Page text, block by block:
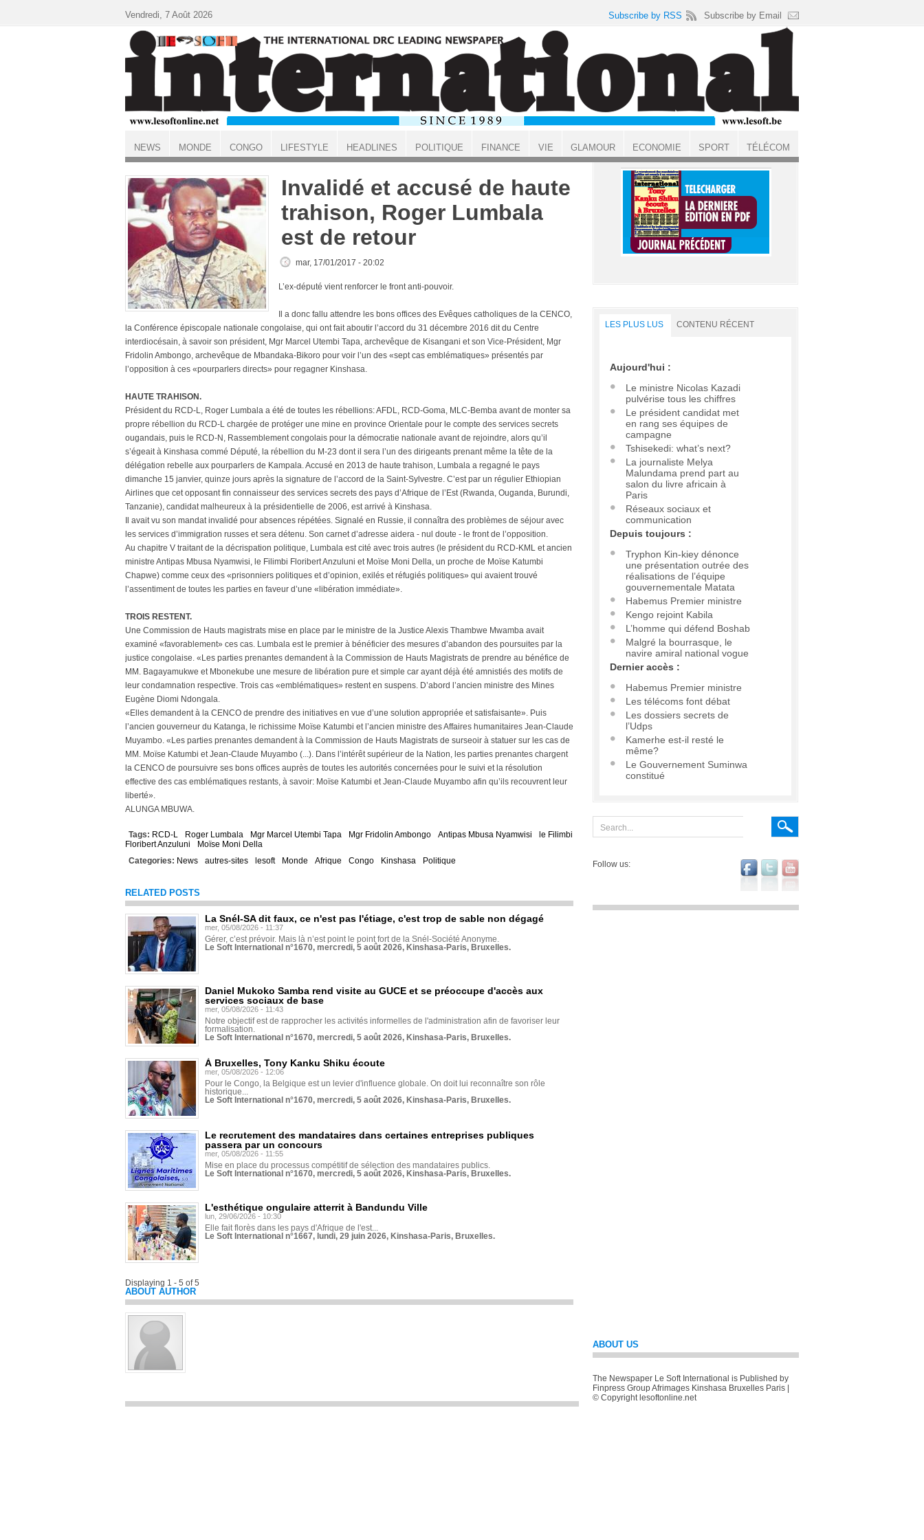
ACCUEIL
Invalidé et accusé de haute
trahison, Roger Lumbala
est de retour
mar, 17/01/2017 - 20:02
L’ex-député vient renforcer le front anti-pouvoir.
Il a donc fallu attendre les bons offices des Evêques catholiques de la CENCO,
la Conférence épiscopale nationale congolaise, qui ont fait aboutir l’accord du 31 décembre 2016 dit du Centre
interdiocésain, à savoir son président, Mgr Marcel Utembi Tapa, archevêque de Kisangani et son Vice-Président, Mgr
Fridolin Ambongo, archevêque de Mbandaka-Bikoro pour voir l’un des «sept cas emblématiques» présentés par
l’opposition à ces «pourparlers directs» pour regagner Kinshasa.
HAUTE TRAHISON.
Président du RCD-L, Roger Lumbala a été de toutes les rébellions: AFDL, RCD-Goma, MLC-Bemba avant de monter sa
propre rébellion du RCD-L chargée de protéger une mine en province Orientale pour le compte des services secrets
ougandais, puis le RCD-N, Rassemblement congolais pour la démocratie nationale avant de rejoindre, alors qu’il
s’égeait à Kinshasa commé Député, la rébellion du M-23 dont il sera l’un des dirigeants prenant même la tête de la
délégation rebelle aux pourparlers de Kampala. Accusé en 2013 de haute trahison, Lumbala a regagné le pays
dimanche 15 janvier, quinze jours après la signature de l’accord de la Saint-Sylvestre. C’est par un régulier Ethiopian
Airlines que cet opposant fin connaisseur des services secrets des pays d’Afrique de l’Est (Rwanda, Ouganda, Burundi,
Tanzanie), candidat malheureux à la présidentielle de 2006, est arrivé à Kinshasa.
Il avait vu son mandat invalidé pour absences répétées. Signalé en Russie, il connaîtra des problèmes de séjour avec
les services d’immigration russes et sera détenu. Son carnet d’adresse aidera - nul doute - le front de l’opposition.
Au chapitre V traitant de la décrispation politique, Lumbala est cité avec trois autres (le président du RCD-KML et ancien
ministre Antipas Mbusa Nyamwisi, le Filimbi Floribert Anzuluni et Moïse Moni Della, un proche de Moïse Katumbi
Chapwe) comme ceux des «prisonniers politiques et d’opinion, exilés et réfugiés politiques» qui avaient trouvé
l’assentiment de toutes les parties en faveur d’une «libération immédiate».
TROIS RESTENT.
Une Commission de Hauts magistrats mise en place par le ministre de la Justice Alexis Thambwe Mwamba avait
examiné «favorablement» ces cas. Lumbala est le premier à bénéficier des mesures d’abandon des poursuites par la
justice congolaise. «Les parties prenantes demandent à la Commission de Hauts Magistrats de prendre au bénéfice de
MM. Bagayamukwe et Mbonekube une mesure de libération pure et simple car ayant déjà été amnistiés des motifs de
leur condamnation respective. Trois cas «emblématiques» restent en suspens. D’abord l’ancien ministre des Mines
Eugène Diomi Ndongala.
«Elles demandent à la CENCO de prendre des initiatives en vue d’une solution appropriée et satisfaisante». Puis
l’ancien gouverneur du Katanga, le richissime Moïse Katumbi et l’ancien ministre des Affaires humanitaires Jean-Claude
Muyambo. «Les parties prenantes demandent à la Commission de Hauts Magistrats de surseoir à statuer sur les cas de
MM. Moïse Katumbi et Jean-Claude Muyambo (...). Dans l’intérêt supérieur de la Nation, les parties prenantes chargent
la CENCO de poursuivre ses bons offices auprès de toutes les autorités concernées pour le suivi et la résolution
effective des cas emblématiques restants, à savoir: Moïse Katumbi et Jean-Claude Muyambo afin qu’ils recouvrent leur
liberté».
ALUNGA MBUWA.
Tags: RCD-L Roger Lumbala Mgr Marcel Utembi Tapa Mgr Fridolin Ambongo Antipas Mbusa Nyamwisi
le Filimbi
Floribert Anzuluni
Moïse Moni Della
Categories: News autres-sites lesoft Monde Afrique Congo Kinshasa Politique
RELATED POSTS
La Snél-SA dit faux, ce n'est pas l'étiage, c'est trop de sable non dégagé
mer, 05/08/2026 - 11:37
Gérer, c’est prévoir. Mais là n’est point le point fort de la Snél-Société Anonyme.
Le Soft International n°1670, mercredi, 5 août 2026, Kinshasa-Paris, Bruxelles.
Daniel Mukoko Samba rend visite au GUCE et se préoccupe d'accès aux
services sociaux de base
mer, 05/08/2026 - 11:43
Notre objectif est de rapprocher les activités informelles de l'administration afin de favoriser leur
formalisation.
Le Soft International n°1670, mercredi, 5 août 2026, Kinshasa-Paris, Bruxelles.
À Bruxelles, Tony Kanku Shiku écoute
mer, 05/08/2026 - 12:06
Pour le Congo, la Belgique est un levier d'influence globale. On doit lui reconnaître son rôle
historique...
Le Soft International n°1670, mercredi, 5 août 2026, Kinshasa-Paris, Bruxelles.
Le recrutement des mandataires dans certaines entreprises publiques
passera par un concours
mer, 05/08/2026 - 11:55
Mise en place du processus compétitif de sélection des mandataires publics.
Le Soft International n°1670, mercredi, 5 août 2026, Kinshasa-Paris, Bruxelles.
L'esthétique ongulaire atterrit à Bandundu Ville
lun, 29/06/2026 - 10:30
Elle fait florès dans les pays d'Afrique de l'est...
Le Soft International n°1667, lundi, 29 juin 2026, Kinshasa-Paris, Bruxelles.
Displaying 1 - 5 of 5
ABOUT AUTHOR
LES PLUS LUS CONTENU RÉCENT
Aujourd'hui :
Le ministre Nicolas Kazadi
pulvérise tous les chiffres
Le président candidat met
en rang ses équipes de
campagne
Tshisekedi: what’s next?
La journaliste Melya
Malundama prend part au
salon du livre africain à
Paris
Réseaux sociaux et
communication
Depuis toujours :
Tryphon Kin-kiey dénonce
une présentation outrée des
réalisations de l’équipe
gouvernementale Matata
Habemus Premier ministre
Kengo rejoint Kabila
L’homme qui défend Boshab
Malgré la bourrasque, le
navire amiral national vogue
Dernier accès :
Habemus Premier ministre
Les télécoms font débat
Les dossiers secrets de
l’Udps
Kamerhe est-il resté le
même?
Le Gouvernement Suminwa
constitué
Follow us:
ABOUT US
The Newspaper Le Soft International is Published by
Finpress Group Afrimages Kinshasa Bruxelles Paris |
© Copyright lesoftonline.net
Vendredi, 7 Août 2026 Subscribe by RSS Subscribe by Email
NEWS MONDE CONGO LIFESTYLE HEADLINES POLITIQUE FINANCE VIE GLAMOUR ECONOMIE SPORT TÉLÉCOM